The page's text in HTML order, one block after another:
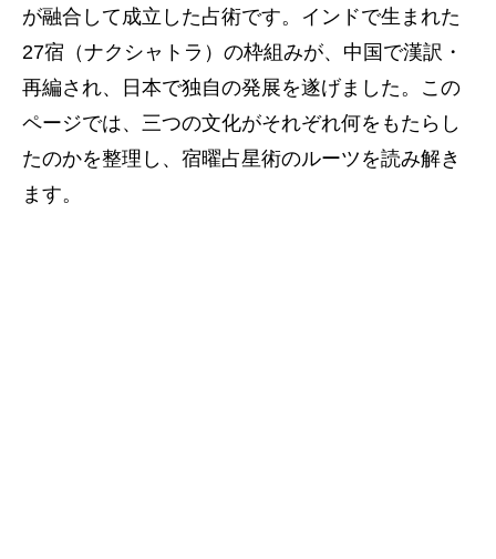
が融合して成立した占術です。インドで生まれた
27宿（ナクシャトラ）の枠組みが、中国で漢訳・
再編され、日本で独自の発展を遂げました。この
ページでは、三つの文化がそれぞれ何をもたらし
たのかを整理し、宿曜占星術のルーツを読み解き
ます。